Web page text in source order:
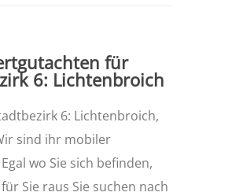
für
6: Lichtenbroich
6: Lichtenbroich,
sind ihr mobiler
wo Sie sich befinden,
Sie raus Sie suchen nach